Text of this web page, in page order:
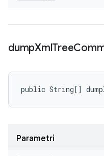
dumpXmlTree
public String[]
Parametri